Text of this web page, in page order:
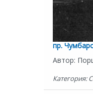
пр.
Автор:
Категория: